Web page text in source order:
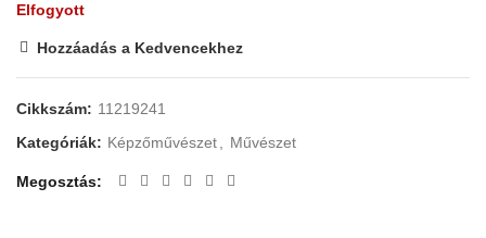
Elfogyott
Hozzáadás a Kedvencekhez
Cikkszám: 11219241
Kategóriák: Képzőművészet, Művészet
Megosztás